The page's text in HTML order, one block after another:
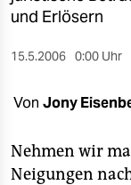
kultur
sport
wahrheit
und Erlösern
15.5.2006 0:00 Uhr
Von Jony
Nehmen wir
Neigungen